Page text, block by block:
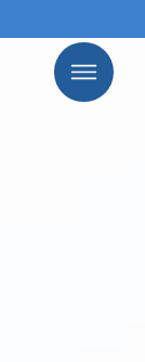
MINUTA